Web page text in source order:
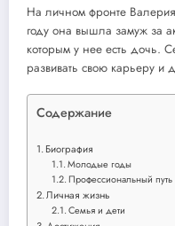
На личном фронте
году она вышла замуж за
которым у нее есть дочь.
развивать свою карьеру и
Содержание
Биография
Молодые годы
Профессиональный путь
Личная жизнь
Семья и дети